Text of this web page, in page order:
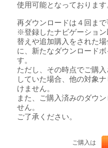
使用可能となっておりま
再ダウンロードは４回ま
※登録したナビゲーショ
替えや追加購入をされた
に、新たなダウンロード
す。
ただし、その時点でご購
していた場合、他の対象
けません。
また、ご購入済みのダウ
せん。
ご了承ください。
ご購入は